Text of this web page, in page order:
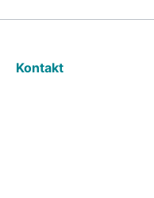
Kontakt